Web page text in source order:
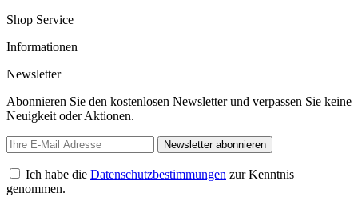
Shop Service
Informationen
Newsletter
Abonnieren Sie den kostenlosen Newsletter und verpassen Sie keine
Neuigkeit oder Aktionen.
Newsletter abonnieren
Ich habe die Datenschutzbestimmungen zur Kenntnis
genommen.